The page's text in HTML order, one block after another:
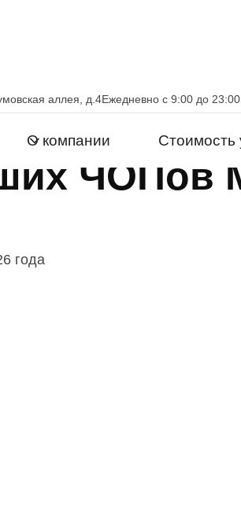
аллея, д.4Ежедневно с 9:00 до 23:00
О компании Стоимость
ЧОПов